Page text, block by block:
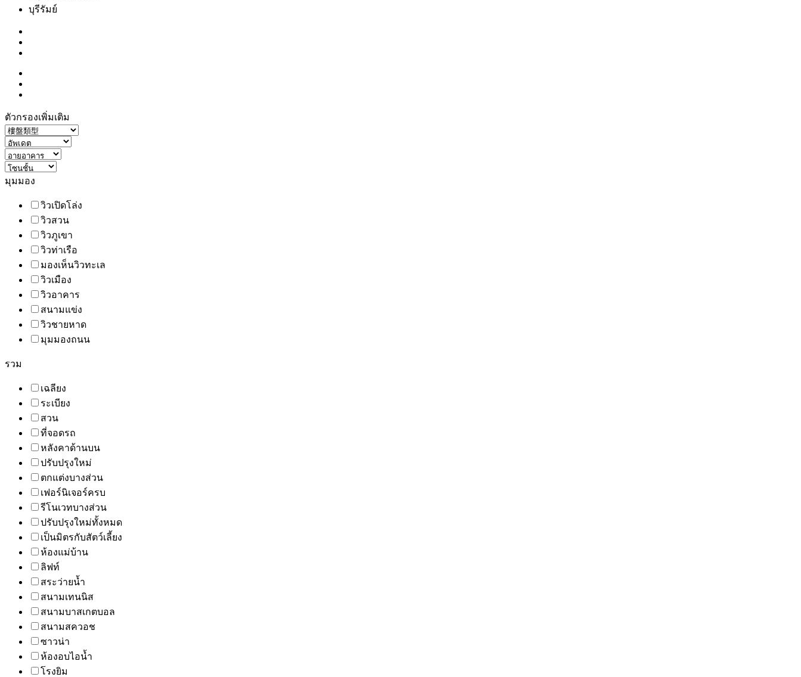
บุรีรัมย์
ตัวกรองเพิ่มเติม
มุมมอง
วิวเปิดโล่ง
วิวสวน
วิวภูเขา
วิวท่าเรือ
มองเห็นวิวทะเล
วิวเมือง
วิวอาคาร
สนามแข่ง
วิวชายหาด
มุมมองถนน
รวม
เฉลียง
ระเบียง
สวน
ที่จอดรถ
หลังคาด้านบน
ปรับปรุงใหม่
ตกแต่งบางส่วน
เฟอร์นิเจอร์ครบ
รีโนเวทบางส่วน
ปรับปรุงใหม่ทั้งหมด
เป็นมิตรกับสัตว์เลี้ยง
ห้องแม่บ้าน
ลิฟท์
สระว่ายน้ำ
สนามเทนนิส
สนามบาสเกตบอล
สนามสควอช
ซาวน่า
ห้องอบไอน้ำ
โรงยิม